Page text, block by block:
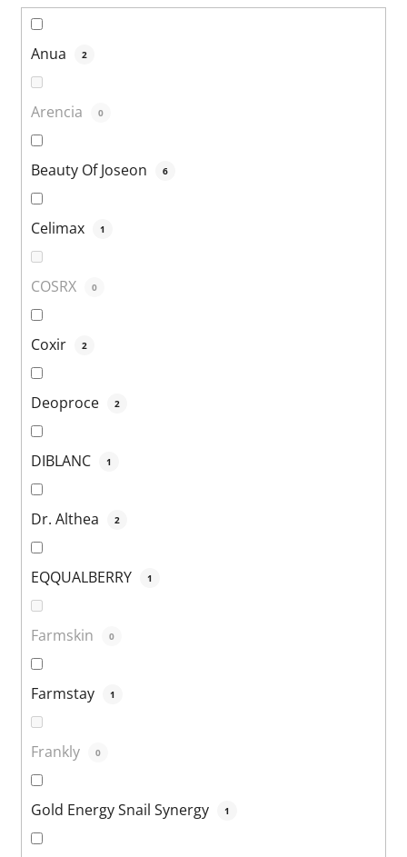
Anua 2
Arencia 0
Beauty Of Joseon 6
Celimax 1
COSRX 0
Coxir 2
Deoproce 2
DIBLANC 1
Dr. Althea 2
EQQUALBERRY 1
Farmskin 0
Farmstay 1
Frankly 0
Gold Energy Snail Synergy 1